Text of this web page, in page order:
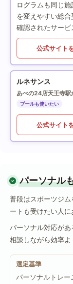
ログラムも同じ
を変えやすい総
確認されたサービ
公式サイト
ルネサンス
あべの24店天王寺
プールも使いたい
公式サイト
パーソナル
普段はスポーツジ
ートも受けたい人に
パーソナル対応が
相談しながら効率よ
選定基準
パーソナルトレー